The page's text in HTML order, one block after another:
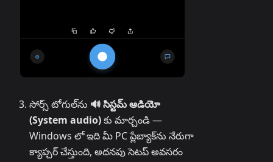
సోర్స్ టోగుల్‌ను 🔊 సిస్టమ్ ఆడియో
(System audio)కు మార్చండి —
Windows లో ఇది మీ PC ప్లేబ్యాక్‌ను నేరుగా
క్యాప్చర్ చేస్తుంది, అదనపు సెటప్ అవసరం